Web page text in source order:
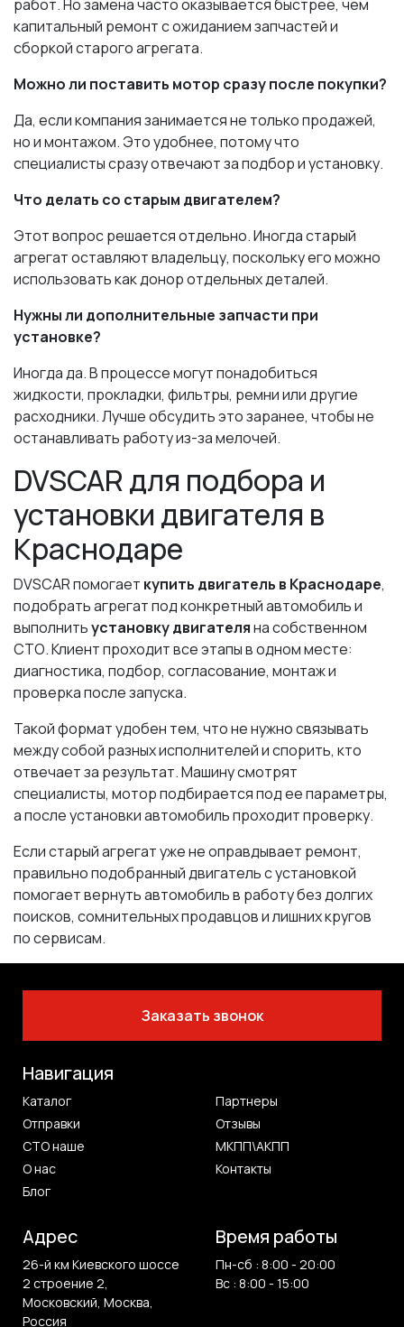
работ. Но замена часто оказывается быстрее, чем
капитальный ремонт с ожиданием запчастей и
сборкой старого агрегата.
Можно ли поставить мотор сразу после покупки?
Да, если компания занимается не только продажей,
но и монтажом. Это удобнее, потому что
специалисты сразу отвечают за подбор и установку.
Что делать со старым двигателем?
Этот вопрос решается отдельно. Иногда старый
агрегат оставляют владельцу, поскольку его можно
использовать как донор отдельных деталей.
Нужны ли дополнительные запчасти при
установке?
Иногда да. В процессе могут понадобиться
жидкости, прокладки, фильтры, ремни или другие
расходники. Лучше обсудить это заранее, чтобы не
останавливать работу из-за мелочей.
DVSCAR для подбора и
установки двигателя в
Краснодаре
DVSCAR помогает купить двигатель в Краснодаре,
подобрать агрегат под конкретный автомобиль и
выполнитьустановку двигателяна собственном
СТО. Клиент проходит все этапы в одном месте:
диагностика, подбор, согласование, монтаж и
проверка после запуска.
Такой формат удобен тем, что не нужно связывать
между собой разных исполнителей и спорить, кто
отвечает за результат. Машину смотрят
специалисты, мотор подбирается под ее параметры,
а после установки автомобиль проходит проверку.
Если старый агрегат уже не оправдывает ремонт,
правильно подобранный двигатель с установкой
помогает вернуть автомобиль в работу без долгих
поисков, сомнительных продавцов и лишних кругов
по сервисам.
Заказать звонок
Навигация
Каталог
Партнеры
Отправки
Отзывы
СТО наше
МКПП\АКПП
О нас
Контакты
Блог
Адрес
26-й км Киевского шоссе
2 строение 2,
Московский, Москва,
Россия
Время работы
Пн-сб : 8:00 - 20:00
Вс : 8:00 - 15:00